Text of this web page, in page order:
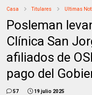
Casa Titulares Ultimas
Posleman
Clínica San
afiliados de
pago del
57 19 julio 2025